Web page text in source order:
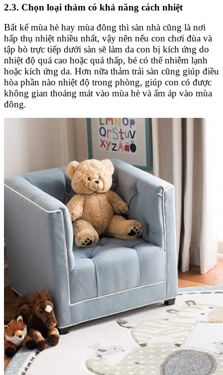
2.3. Chọn loại thảm có khả năng cách nhiệt
Bất kể mùa hè hay mùa đông thì sàn nhà cũng là nơi
hấp thụ nhiệt nhiều nhất, vậy nên nếu con chơi đùa và
tập bò trực tiếp dưới sàn sẽ làm da con bị kích ứng do
nhiệt độ quá cao hoặc quá thấp, bé có thể nhiễm lạnh
hoặc kích ứng da. Hơn nữa thảm trải sàn cũng giúp điều
hòa phần nào nhiệt độ trong phòng, giúp con có được
không gian thoáng mát vào mùa hè và ấm áp vào mùa
đông.